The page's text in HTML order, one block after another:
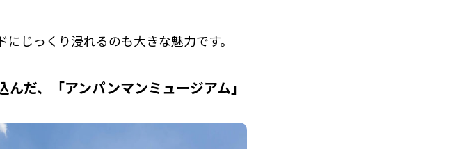
じっくり浸れるのも大きな魅力です。
だ、「アンパンマンミュージアム」